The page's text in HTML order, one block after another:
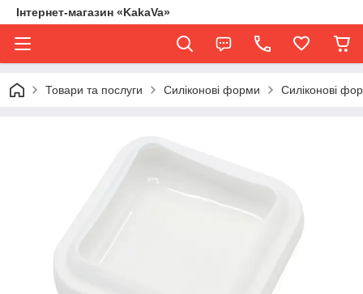
Інтернет-магазин «KakaVa»
Товари та послуги Силіконові форми Силіконові